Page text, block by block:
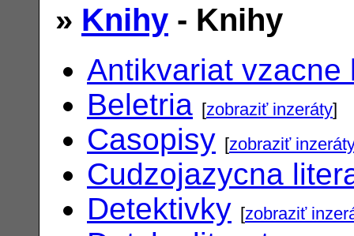
» Knihy - Knihy
Antikvariat vzacne
Beletria [zobraziť inzeráty]
Casopisy [zobraziť
Cudzojazycna
Detektivky [zobraziť